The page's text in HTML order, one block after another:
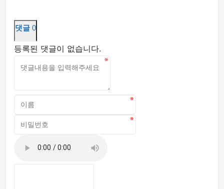
댓글 0
등록된 댓글이 없습니다.